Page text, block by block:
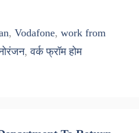
, Vodafone, work from
,वर्क फ्रॉम होम